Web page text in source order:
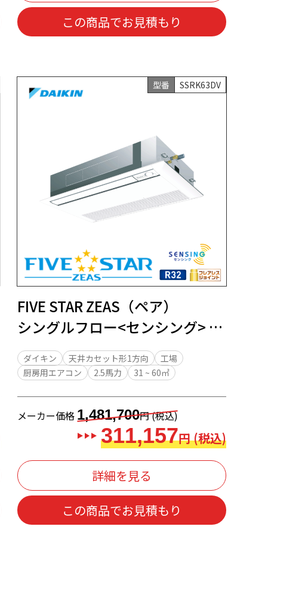
この商品でお見積もり
型番 SSRK63DV
FIVE STAR ZEAS（ペア）
シングルフロー<センシング> 天
井カセット形1方向 2.5馬力
ダイキン 天井カセット形1方向
工場
厨房用エアコン
2.5馬力 31 ~ 60㎡
メーカー価格 1,481,700円 (税込)
311,157円 (税込)
詳細を見る
この商品でお見積もり